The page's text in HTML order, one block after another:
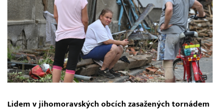
Lidem v jihomoravských obcích zasažených tornádem